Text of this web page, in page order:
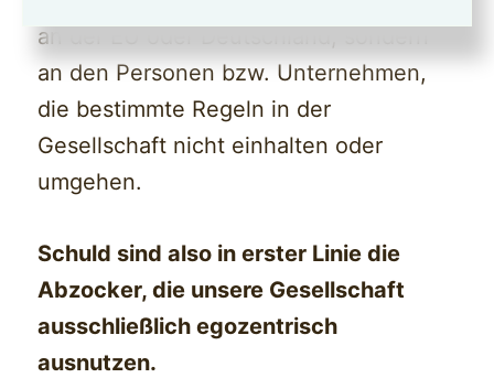
an der EU oder Deutschland, sondern
an den Personen bzw. Unternehmen,
die bestimmte Regeln in der
Gesellschaft nicht einhalten oder
umgehen.
Schuld sind also in erster Linie die
Abzocker, die unsere Gesellschaft
ausschließlich egozentrisch
ausnutzen.